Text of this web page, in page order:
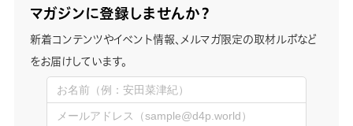
マガジンに登録しませんか？
新着コンテンツやイベント情報、メルマガ限定の取材ルポなど
をお届けしています。